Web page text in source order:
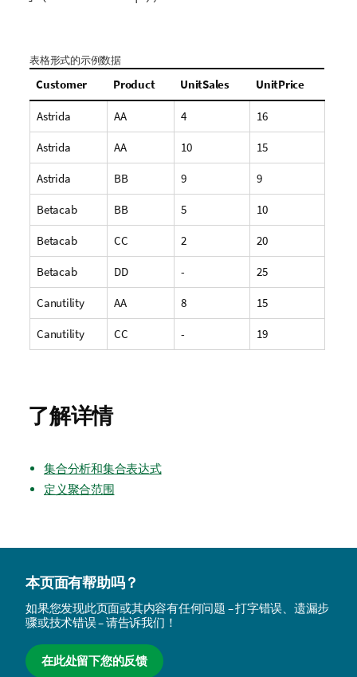
表格形式的示例数据
Customer Product UnitSales UnitPrice
Astrida AA 4 16
Astrida AA 10 15
Astrida BB 9 9
Betacab BB 5 10
Betacab CC 2 20
Betacab DD - 25
Canutility AA 8 15
Canutility CC - 19
了解详情
集合分析和集合表达式
定义聚合范围
本页面有帮助吗？
如果您发现此页面或其内容有任何问题 – 打字错误、遗漏步
骤或技术错误 – 请告诉我们！
在此处留下您的反馈